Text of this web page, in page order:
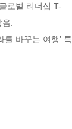
로벌 리더십 T-
.
를 바꾸는 여행’ 특